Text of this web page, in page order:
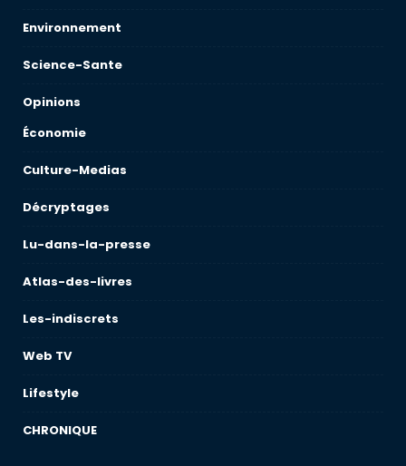
Environnement
Science-Sante
Opinions
Économie
Culture-Medias
Décryptages
Lu-dans-la-presse
Atlas-des-livres
Les-indiscrets
Web TV
Lifestyle
CHRONIQUE